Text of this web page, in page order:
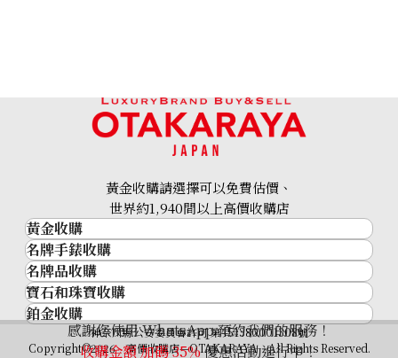
Garnet diamond ring 0.94ct
參考回收價
HKD 2,464.43
感謝您使用 WhatsApp 預約我們的服務！
收購金額 加碼35%優惠活動進行中！
黃金收購請選擇可以免費估價、
世界約1,940間以上高價收購店
黃金收購
黃金･金條
金條
金幣及銀幣
過去十年黃金價格
金飾
名牌手錶收購
名牌手錶收購
勞力士 (Rolex)
Patek Philippe
Audemars Piguet
名牌品收購
名牌品收購
HERMES
LOUIS VUITTON
寶石和珠寶收購
寶石和珠寶
鉑金收購
神奈川縣公安委員會許可 第451380001308號
Copyright©2026 高價收購店—OTAKARAYA All Rights Reserved.